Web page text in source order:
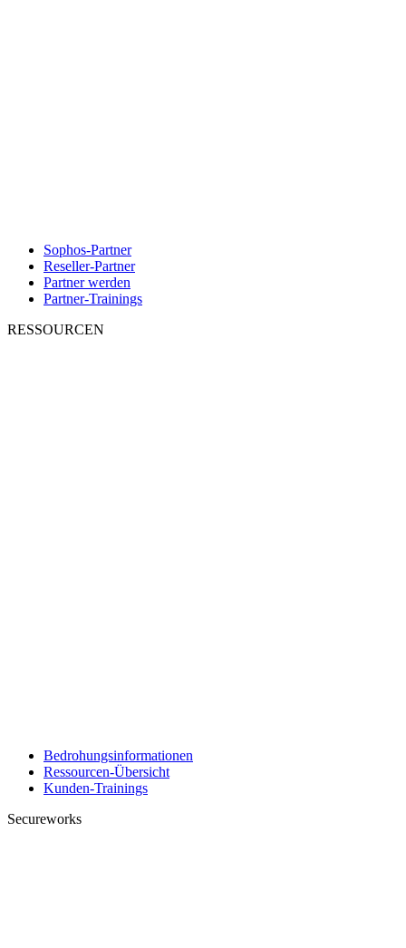
Sophos-Partner
Reseller-Partner
Partner werden
Partner-Trainings
RESSOURCEN
Bedrohungsinformationen
Ressourcen-Übersicht
Kunden-Trainings
Secureworks